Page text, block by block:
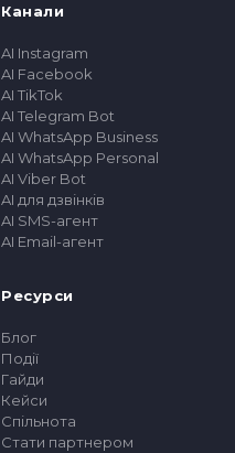
Канали
AI Instagram
AI Facebook
AI TikTok
AI Telegram Bot
AI WhatsApp Business
AI WhatsApp Personal
AI Viber Bot
AI для дзвінків
AI SMS-агент
AI Email-агент
Ресурси
Блог
Події
Гайди
Кейси
Спільнота
Стати партнером